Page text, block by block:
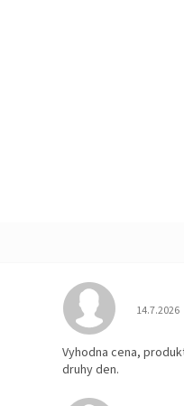
14.7.2026
Vyhodna cena,
druhy den.